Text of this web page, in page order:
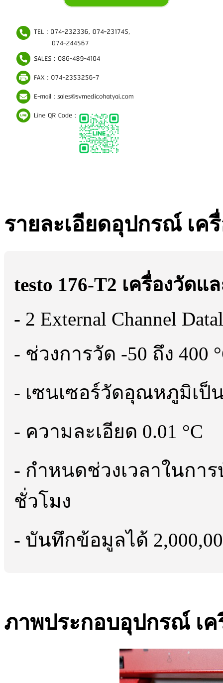
รายละเอียดอุปกรณ์ เค
testo 176-T2 เครื่องวัด
- 2 External Channel
- ช่วงการวัด -50 ถึง 400
- เซนเซอร์วัดอุณหภูมิเป็น
- ความละเอียด 0.01 °C
- กำหนดช่วงเวลาในกา
ชั่วโมง
- บันทึกข้อมูลได้
ภาพประกอบอุปกรณ์ เค